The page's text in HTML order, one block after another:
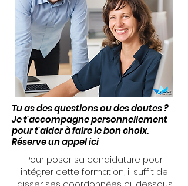
Tu as des questions ou des doutes ?
Je t'accompagne personnellement
pour t'aider à faire le bon choix.
Réserve un appel ici
Pour poser sa candidature pour
intégrer cette formation, il suffit de